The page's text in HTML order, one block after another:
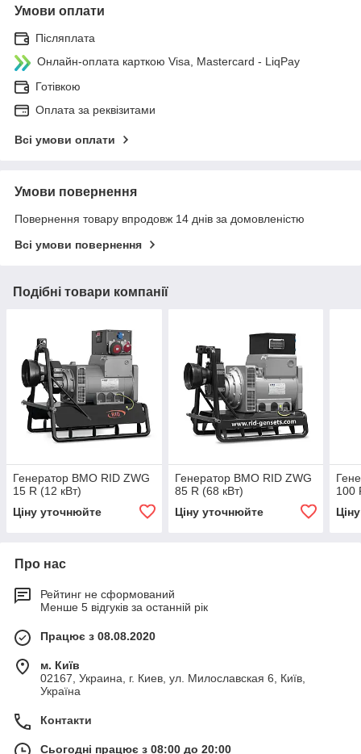
Умови оплати
Післяплата
Онлайн-оплата карткою Visa, Mastercard - LiqPay
Готівкою
Оплата за реквізитами
Всі умови оплати
Умови повернення
Повернення товару впродовж 14 днів за домовленістю
Всі умови повернення
Подібні товари компанії
Генератор ВМО RID ZWG
15 R (12 кВт)
Ціну уточнюйте
Генератор ВМО RID ZWG
85 R (68 кВт)
Ціну уточнюйте
100
Про нас
Рейтинг не сформований
Менше 5 відгуків за останній рік
Працює з 08.08.2020
м. Київ
02167, Украина, г. Киев, ул. Милославская 6, Київ,
Україна
Контакти
Сьогодні працює з 08:00 до 20:00